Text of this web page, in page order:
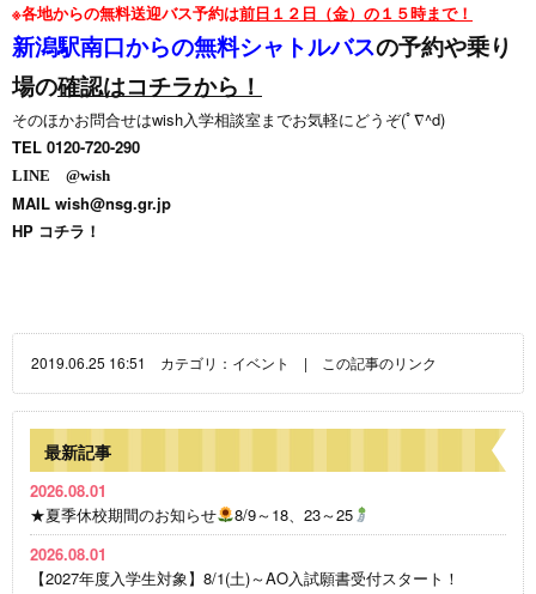
※各地からの無料送迎バス予約は前日１２日（金）の１５時まで！
新潟駅南口からの無料シャトルバスの予約や乗り
場の確認はコチラから！
そのほかお問合せはwish入学相談室までお気軽にどうぞ(ﾟ∇^d)
TEL 0120-720-290
LINE @wish
MAIL wish@nsg.gr.jp
HP コチラ！
2019.06.25 16:51 カテゴリ： イベント | この記事のリンク
最新記事
2026.08.01
★夏季休校期間のお知らせ
8/9～18、23～25
2026.08.01
【2027年度入学生対象】8/1(土)～AO入試願書受付スタート！